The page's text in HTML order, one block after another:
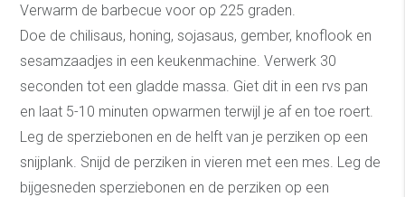
Verwarm de barbecue voor op 225 graden.
Doe de chilisaus, honing, sojasaus, gember, knoflook en
sesamzaadjes in een keukenmachine. Verwerk 30
seconden tot een gladde massa. Giet dit in een rvs pan
en laat 5-10 minuten opwarmen terwijl je af en toe roert.
Leg de sperziebonen en de helft van je perziken op een
snijplank. Snijd de perziken in vieren met een mes. Leg de
bijgesneden sperziebonen en de perziken op een